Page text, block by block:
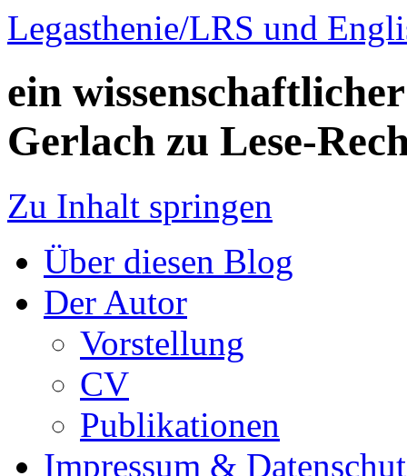
Legasthenie/LRS und
ein
Gerlach zu Lese-
Zu Inhalt springen
Über diesen Blog
Der Autor
Vorstellung
CV
Publikationen
Impressum &